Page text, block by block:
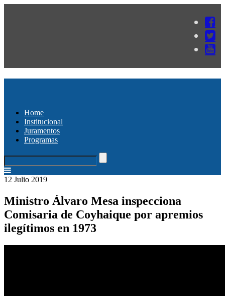
Home
Institucional
Juramentos
Programas
12 Julio 2019
Ministro Álvaro Mesa inspecciona
Comisaria de Coyhaique por apremios
ilegítimos en 1973